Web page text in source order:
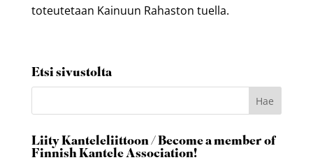
toteutetaan Kainuun Rahaston tuella.
Etsi sivustolta
Liity Kanteleliittoon / Become a member of
Finnish Kantele Association!